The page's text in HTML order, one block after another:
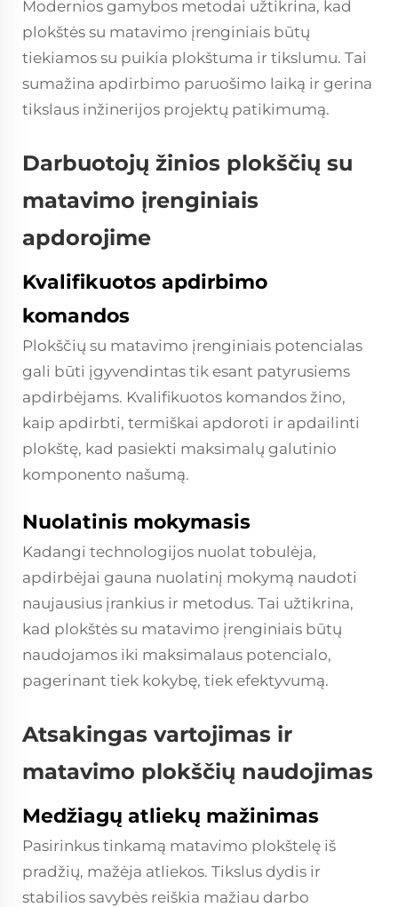
Modernios gamybos metodai užtikrina, kad
plokštės su matavimo įrenginiais būtų
tiekiamos su puikia plokštuma ir tikslumu. Tai
sumažina apdirbimo paruošimo laiką ir gerina
tikslaus inžinerijos projektų patikimumą.
Darbuotojų žinios plokščių su
matavimo įrenginiais
apdorojime
Kvalifikuotos apdirbimo
komandos
Plokščių su matavimo įrenginiais potencialas
gali būti įgyvendintas tik esant patyrusiems
apdirbėjams. Kvalifikuotos komandos žino,
kaip apdirbti, termiškai apdoroti ir apdailinti
plokštę, kad pasiekti maksimalų galutinio
komponento našumą.
Nuolatinis mokymasis
Kadangi technologijos nuolat tobulėja,
apdirbėjai gauna nuolatinį mokymą naudoti
naujausius įrankius ir metodus. Tai užtikrina,
kad plokštės su matavimo įrenginiais būtų
naudojamos iki maksimalaus potencialo,
pagerinant tiek kokybę, tiek efektyvumą.
Atsakingas vartojimas ir
matavimo plokščių naudojimas
Medžiagų atliekų mažinimas
Pasirinkus tinkamą matavimo plokštelę iš
pradžių, mažėja atliekos. Tikslus dydis ir
stabilios savybės reiškia mažiau darbo